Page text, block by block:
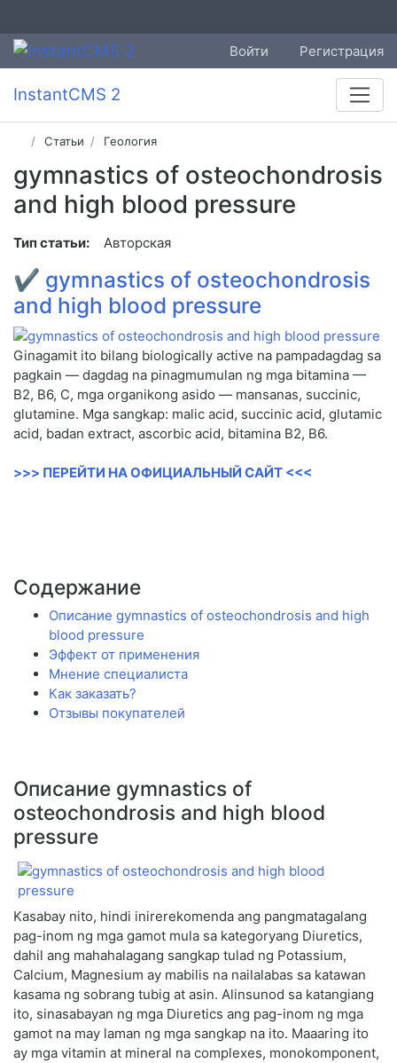
Войти Регистрация
InstantCMS 2
Статьи Геология
gymnastics of osteochondrosis
and high blood pressure
Тип статьи: Авторская
✔ gymnastics of osteochondrosis
and high blood pressure
Ginagamit ito bilang biologically active na pampadagdag sa
pagkain — dagdag na pinagmumulan ng mga bitamina —
B2, B6, C, mga organikong asido — mansanas, succinic,
glutamine. Mga sangkap: malic acid, succinic acid, glutamic
acid, badan extract, ascorbic acid, bitamina B2, B6.
>>> ПЕРЕЙТИ НА ОФИЦИАЛЬНЫЙ САЙТ <<<
Содержание
Описание gymnastics of osteochondrosis and high
blood pressure
Эффект от применения
Мнение специалиста
Как заказать?
Отзывы покупателей
Описание gymnastics of
osteochondrosis and high blood
pressure
Kasabay nito, hindi inirerekomenda ang pangmatagalang
pag-inom ng mga gamot mula sa kategoryang Diuretics,
dahil ang mahahalagang sangkap tulad ng Potassium,
Calcium, Magnesium ay mabilis na nailalabas sa katawan
kasama ng sobrang tubig at asin. Alinsunod sa katangiang
ito, sinasabayan ng mga Diuretics ang pag-inom ng mga
gamot na may laman ng mga sangkap na ito. Maaaring ito
ay mga vitamin at mineral na complexes, monokomponent,